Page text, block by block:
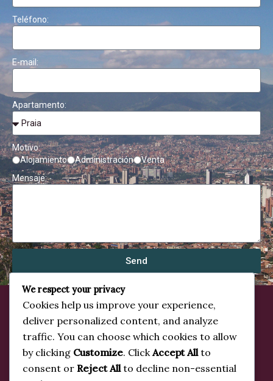
Teléfono:
E-mail:
Apartamento:
Motivo:
Alojamiento
Administración
Venta
Mensaje:
Send
Inicio
Nosotros
We respect your privacy
Cookies help us improve your experience,
deliver personalized content, and analyze
traffic. You can choose which cookies to allow
by clicking Customize. ClickAccept Allto
consent or Reject Allto decline non-essential